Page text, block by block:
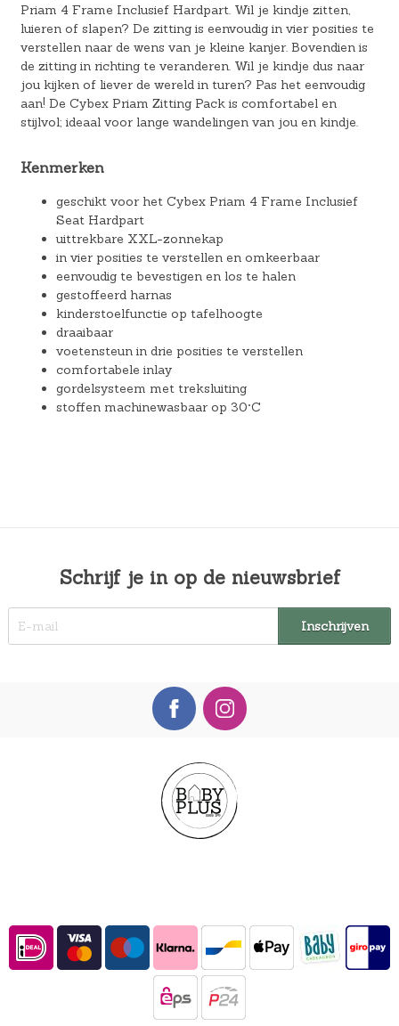
Priam 4 Frame Inclusief Hardpart. Wil je kindje zitten,
luieren of slapen? De zitting is eenvoudig in vier posities te
verstellen naar de wens van je kleine kanjer. Bovendien is
de zitting in richting te veranderen. Wil je kindje dus naar
jou kijken of liever de wereld in turen? Pas het eenvoudig
aan! De Cybex Priam Zitting Pack is comfortabel en
stijlvol; ideaal voor lange wandelingen van jou en kindje.
Kenmerken
geschikt voor het Cybex Priam 4 Frame Inclusief
Seat Hardpart
uittrekbare XXL-zonnekap
in vier posities te verstellen en omkeerbaar
eenvoudig te bevestigen en los te halen
gestoffeerd harnas
kinderstoelfunctie op tafelhoogte
draaibaar
voetensteun in drie posities te verstellen
comfortabele inlay
gordelsysteem met treksluiting
stoffen machinewasbaar op 30°C
Schrijf je in op de nieuwsbrief